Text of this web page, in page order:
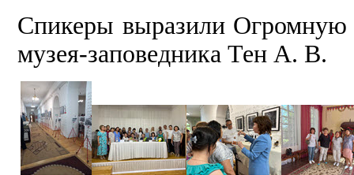
Спикеры выразили Огромную
музея-заповедника Тен А. В.